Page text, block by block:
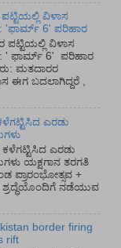
ವಿಳಾಸ
'ಫಾರ್ಮ್ 6' ಪರಿಹಾರ
ಪಟ್ಟಿಯಲ್ಲಿ ವಿಳಾಸ
' ಫಾರ್ಮ್ 6' ಪರಿಹಾರ
ಮತದಾರರ
ಈಗ ಬದಲಾಗಿದ್ದರೆ ,
ಎರಡು
ಕಳೆಗಟ್ಟಿಸಿದ ಎರಡು
ಯಕ್ಷಗಾನ ತರಗತಿ
ಪ್ರಾರಂಭೋತ್ಸವ +
ಶ್ರದ್ಧೆಯೊಂದಿಗೆ ನಡೆಯುವ
border firing
rift